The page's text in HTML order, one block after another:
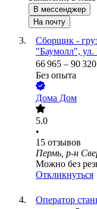
В мессенджер
На почту
Сборщик -
"Баумолл", ул.
66 965 – 90 320
Без опыта
Дома Дом
5.0
•
15 отзывов
Пермь, р-н
Можно без
Откликнуться
Оператор